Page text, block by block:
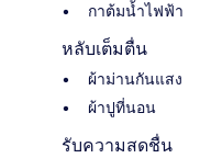
กาต้มน้ำไฟฟ้า
หลับเต็มตื่น
ผ้าม่านกันแสง
ผ้าปูที่นอน
รับความสดชื่น